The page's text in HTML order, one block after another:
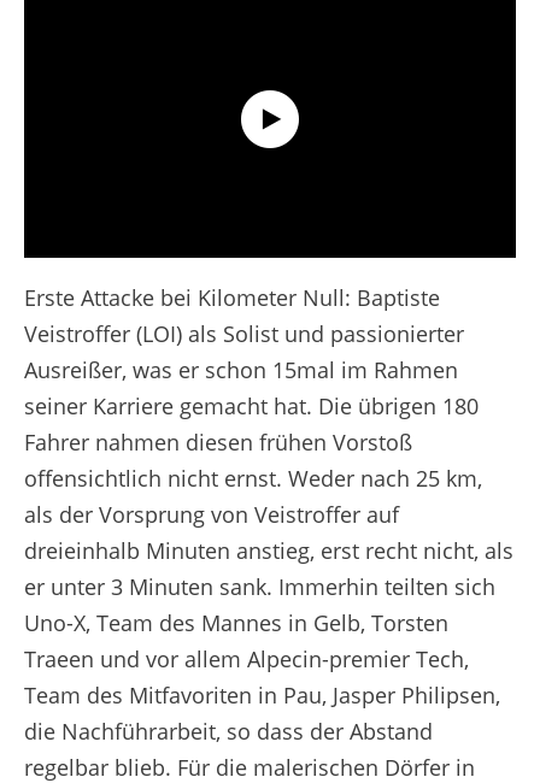
Erste Attacke bei Kilometer Null: Baptiste
Veistroffer (LOI) als Solist und passionierter
Ausreißer, was er schon 15mal im Rahmen
seiner Karriere gemacht hat. Die übrigen 180
Fahrer nahmen diesen frühen Vorstoß
offensichtlich nicht ernst. Weder nach 25 km,
als der Vorsprung von Veistroffer auf
dreieinhalb Minuten anstieg, erst recht nicht, als
er unter 3 Minuten sank. Immerhin teilten sich
Uno-X, Team des Mannes in Gelb, Torsten
Traeen und vor allem Alpecin-premier Tech,
Team des Mitfavoriten in Pau, Jasper Philipsen,
die Nachführarbeit, so dass der Abstand
regelbar blieb. Für die malerischen Dörfer in